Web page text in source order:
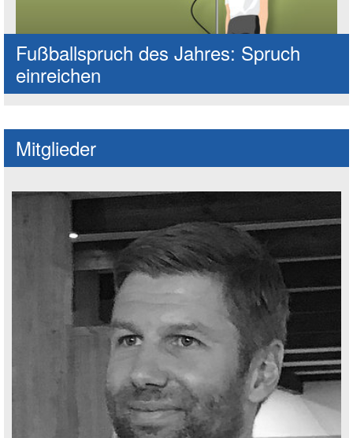
Fußballspruch des Jahres: Spruch
einreichen
Mitglieder